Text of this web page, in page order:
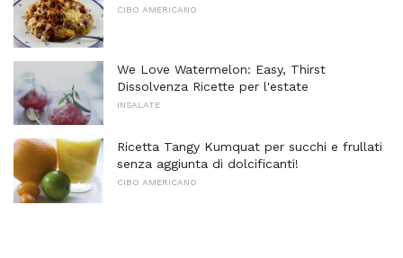
CIBO AMERICANO
We Love Watermelon: Easy, Thirst
Dissolvenza Ricette per l'estate
INSALATE
Ricetta Tangy Kumquat per succhi e frullati
senza aggiunta di dolcificanti!
CIBO AMERICANO